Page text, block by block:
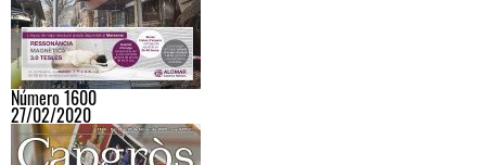
Número 1600
27/02/2020